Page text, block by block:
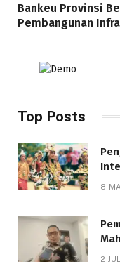
Bankeu Provinsi
Pembangunan
Top Posts
8
2